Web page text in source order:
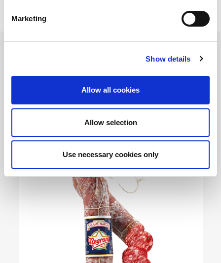
Marketing
Show details
Allow all cookies
Allow selection
Use necessary cookies only
Prodotti
Utilizzati